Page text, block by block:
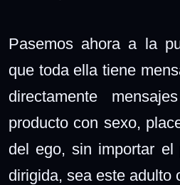
Pasemos ahora a la
que toda ella tiene
directamente
producto con sexo,
del ego, sin importar
dirigida, sea este adulto